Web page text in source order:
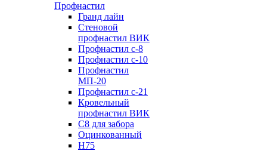
Профнастил
Гранд лайн
Стеновой
профнастил ВИК
Профнастил с-8
Профнастил с-10
Профнастил
МП-20
Профнастил с-21
Кровельный
профнастил ВИК
С8 для забора
Оцинкованный
Н75